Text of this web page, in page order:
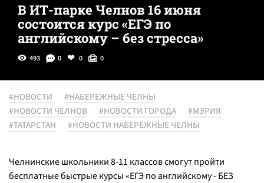
В ИТ-парке Челнов 16 июня
состоится курс «ЕГЭ по
английскому – без стресса»
493 0 0 0
#НОВОСТИ
#НАБЕРЕЖНЫЕ ЧЕЛНЫ
#НОВОСТИ ЧЕЛНОВ
#НОВОСТИ ГОРОДА
#МЭРИЯ
#ТАТАРСТАН
#НОВОСТИ НАБЕРЕЖНЫЕ ЧЕЛНЫ
Челнинские школьники 8-11 классов смогут пройти
бесплатные быстрые курсы «ЕГЭ по английскому - БЕЗ